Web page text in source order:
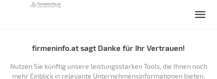
firmeninfo.at sagt Danke für Ihr Vertrauen!
Nutzen Sie künftig unsere leistungsstarken Tools, die Ihnen noch
mehr Einblick in relevante Unternehmensinformationen bieten.